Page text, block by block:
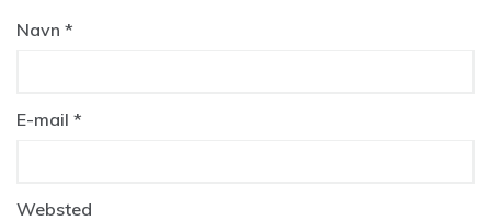
Navn *
E-mail *
Websted